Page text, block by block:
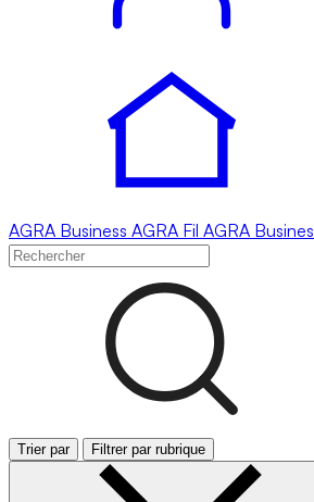
AGRA Business AGRA Fil AGRA
Trier par Filtrer par rubrique